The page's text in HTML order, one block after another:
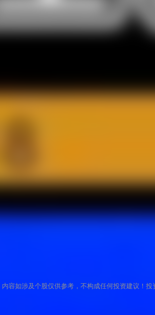
内容如涉及个股仅供参考，不构成任何投资建议！